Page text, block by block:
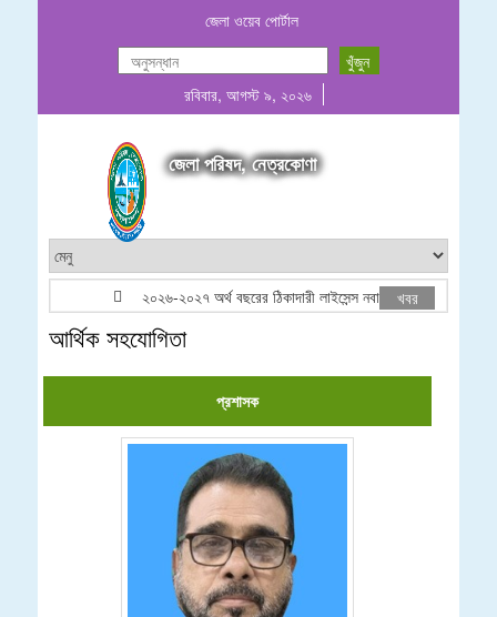
জেলা ওয়েব পোর্টাল
রবিবার, আগস্ট ৯, ২০২৬
জেলা পরিষদ, নেত্রকোণা
২০২৬-২০২৭ অর্থ বছরের ঠিকাদারী লাইসেন্স নবায়ন/তালিকাভূক্তি বিজ্ঞপ্তি
খবর
আর্থিক সহযোগিতা
প্রশাসক